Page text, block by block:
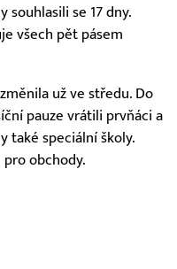
souhlasili se 17 dny.
všech pět pásem
už ve středu. Do
pauze vrátili prvňáci a
také speciální školy.
obchody.